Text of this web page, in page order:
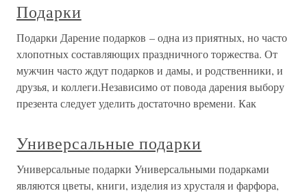
Подарки
Подарки Дарение подарков – одна из приятных, но часто
хлопотных составляющих праздничного торжества. От
мужчин часто ждут подарков и дамы, и родственники, и
друзья, и коллеги.Независимо от повода дарения выбору
презента следует уделить достаточно времени. Как
Универсальные подарки
Универсальные подарки Универсальными подарками
являются цветы, книги, изделия из хрусталя и фарфора,